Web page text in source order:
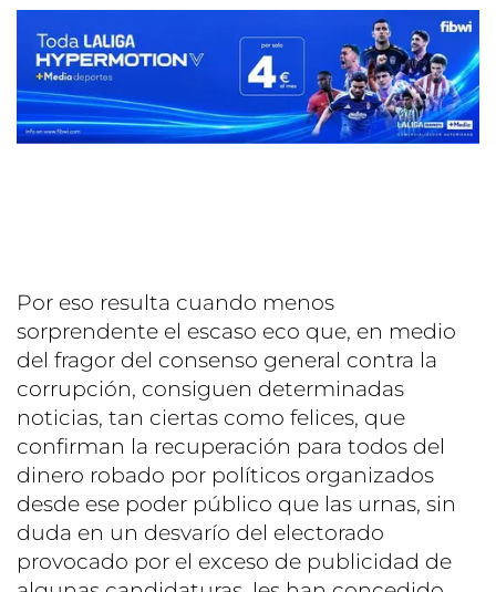
Por eso resulta cuando menos
sorprendente el escaso eco que, en medio
del fragor del consenso general contra la
corrupción, consiguen determinadas
noticias, tan ciertas como felices, que
confirman la recuperación para todos del
dinero robado por políticos organizados
desde ese poder público que las urnas, sin
duda en un desvarío del electorado
provocado por el exceso de publicidad de